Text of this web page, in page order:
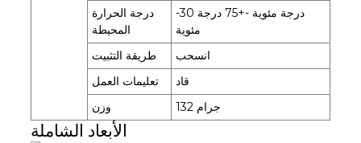
درجة الحرارة
المحيطة
-30 درجة مئوية -+75 درجة
مئوية
طريقة التثبيت
انسحب
تعليمات العمل
قاد
وزن
132 جرام
الأبعاد الشاملة